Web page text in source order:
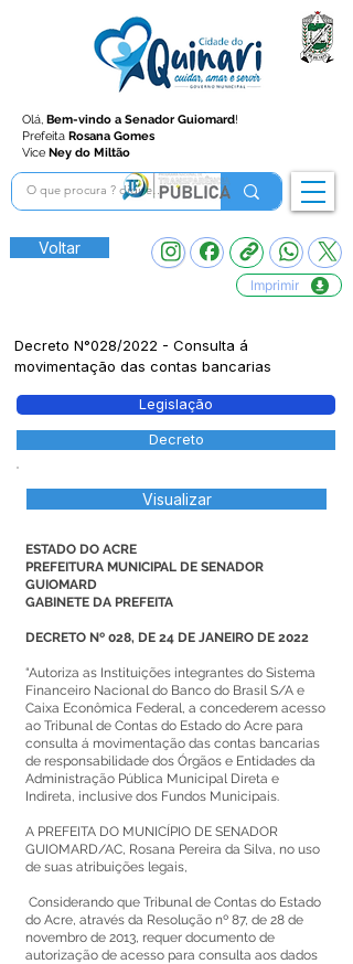
Olá, Bem-vindo a Senador Guiomard!
Prefeita Rosana Gomes
Vice Ney do Miltão
Voltar
Imprimir
Decreto N°028/2022 - Consulta á
movimentação das contas bancarias
Legislação
Decreto
Visualizar
ESTADO DO ACRE
PREFEITURA MUNICIPAL DE SENADOR
GUIOMARD
GABINETE DA PREFEITA
DECRETO Nº 028, DE 24 DE JANEIRO DE 2022
“Autoriza as Instituições integrantes do Sistema
Financeiro Nacional do Banco do Brasil S/A e
Caixa Econômica Federal, a concederem acesso
ao Tribunal de Contas do Estado do Acre para
consulta á movimentação das contas bancarias
de responsabilidade dos Órgãos e Entidades da
Administração Pública Municipal Direta e
Indireta, inclusive dos Fundos Municipais.
A PREFEITA DO MUNICÍPIO DE SENADOR
GUIOMARD/AC, Rosana Pereira da Silva, no uso
de suas atribuições legais,
Considerando que Tribunal de Contas do Estado
do Acre, através da Resolução nº 87, de 28 de
novembro de 2013, requer documento de
autorização de acesso para consulta aos dados